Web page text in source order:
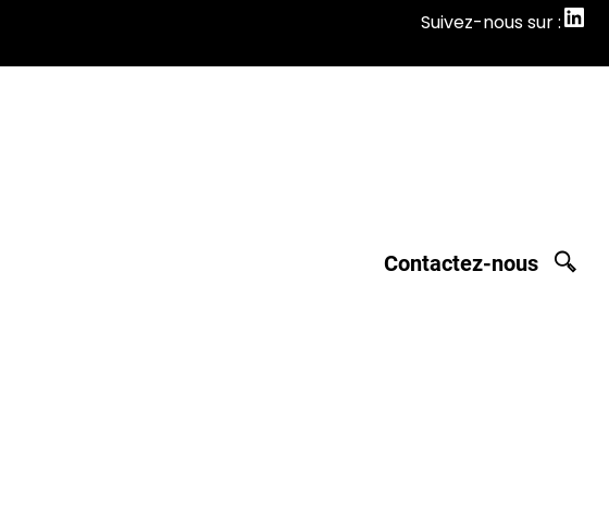
Suivez-nous sur :Suivez-nous sur :
Contactez-nous